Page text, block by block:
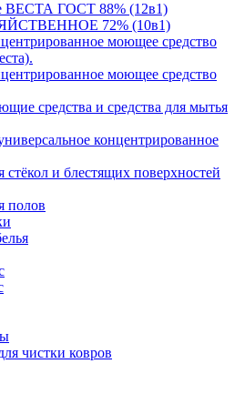
ВЕСТА ГОСТ 88% (12в1)
72% (10в1)
моющее средство
моющее средство
средства и средства для мытья
концентрированное
стёкол и блестящих поверхностей
полов
чистки ковров